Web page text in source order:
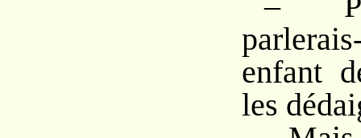
enfant
les